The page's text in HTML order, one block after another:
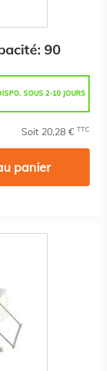
90
SOUS 2-10 JOURS
Soit 20,28 € TTC
panier